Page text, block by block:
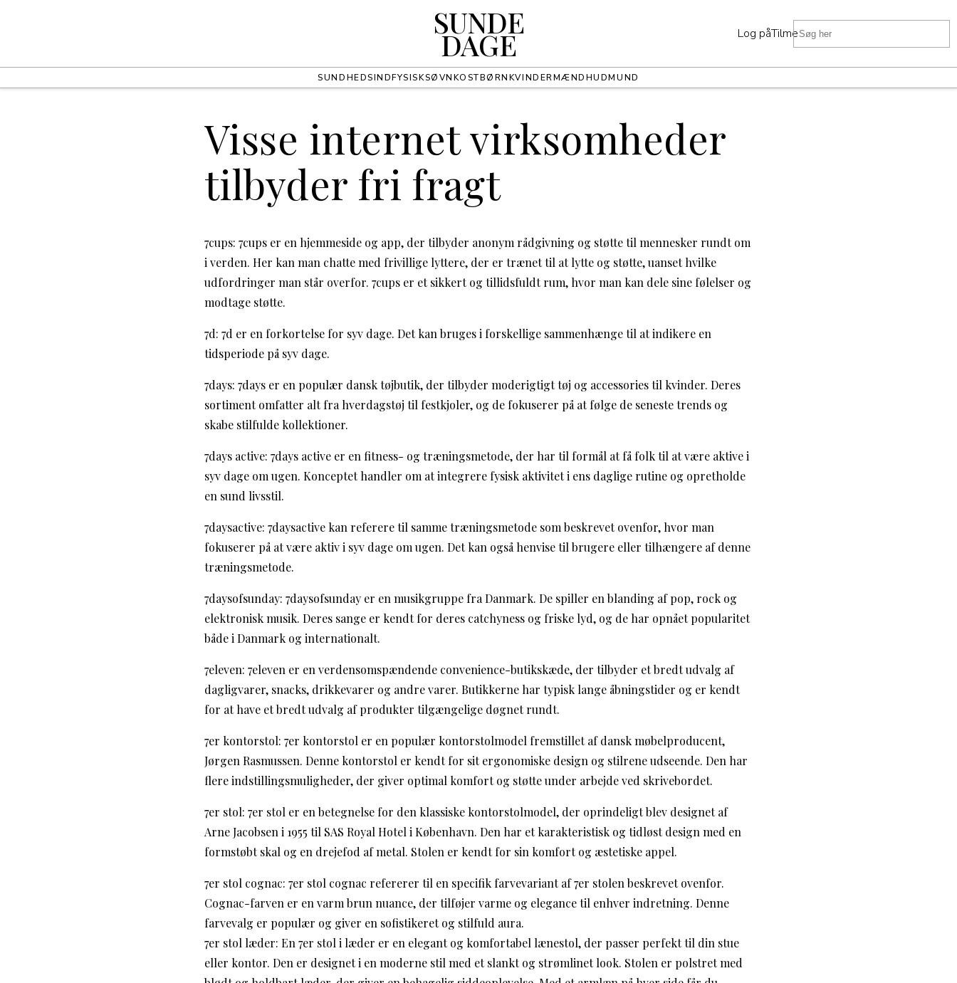
SUNDE
DAGE Log påTilmeld
SUNDHEDSINDFYSISKSØVNKOSTBØRNKVINDERMÆNDHUDMUND
Visse internet virksomheder
tilbyder fri fragt
7cups: 7cups er en hjemmeside og app, der tilbyder anonym rådgivning og støtte til mennesker rundt om
i verden. Her kan man chatte med frivillige lyttere, der er trænet til at lytte og støtte, uanset hvilke
udfordringer man står overfor. 7cups er et sikkert og tillidsfuldt rum, hvor man kan dele sine følelser og
modtage støtte.
7d: 7d er en forkortelse for syv dage. Det kan bruges i forskellige sammenhænge til at indikere en
tidsperiode på syv dage.
7days: 7days er en populær dansk tøjbutik, der tilbyder moderigtigt tøj og accessories til kvinder. Deres
sortiment omfatter alt fra hverdagstøj til festkjoler, og de fokuserer på at følge de seneste trends og
skabe stilfulde kollektioner.
7days active: 7days active er en fitness- og træningsmetode, der har til formål at få folk til at være aktive i
syv dage om ugen. Konceptet handler om at integrere fysisk aktivitet i ens daglige rutine og opretholde
en sund livsstil.
7daysactive: 7daysactive kan referere til samme træningsmetode som beskrevet ovenfor, hvor man
fokuserer på at være aktiv i syv dage om ugen. Det kan også henvise til brugere eller tilhængere af denne
træningsmetode.
7daysofsunday: 7daysofsunday er en musikgruppe fra Danmark. De spiller en blanding af pop, rock og
elektronisk musik. Deres sange er kendt for deres catchyness og friske lyd, og de har opnået popularitet
både i Danmark og internationalt.
7eleven: 7eleven er en verdensomspændende convenience-butikskæde, der tilbyder et bredt udvalg af
dagligvarer, snacks, drikkevarer og andre varer. Butikkerne har typisk lange åbningstider og er kendt
for at have et bredt udvalg af produkter tilgængelige døgnet rundt.
7er kontorstol: 7er kontorstol er en populær kontorstolmodel fremstillet af dansk møbelproducent,
Jørgen Rasmussen. Denne kontorstol er kendt for sit ergonomiske design og stilrene udseende. Den har
flere indstillingsmuligheder, der giver optimal komfort og støtte under arbejde ved skrivebordet.
7er stol: 7er stol er en betegnelse for den klassiske kontorstolmodel, der oprindeligt blev designet af
Arne Jacobsen i 1955 til SAS Royal Hotel i København. Den har et karakteristisk og tidløst design med en
formstøbt skal og en drejefod af metal. Stolen er kendt for sin komfort og æstetiske appel.
7er stol cognac: 7er stol cognac refererer til en specifik farvevariant af 7er stolen beskrevet ovenfor.
Cognac-farven er en varm brun nuance, der tilføjer varme og elegance til enhver indretning. Denne
farvevalg er populær og giver en sofistikeret og stilfuld aura.
7er stol læder: En 7er stol i læder er en elegant og komfortabel lænestol, der passer perfekt til din stue
eller kontor. Den er designet i en moderne stil med et slankt og strømlinet look. Stolen er polstret med